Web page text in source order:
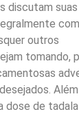
discutam suas
outros
tomando,
dose de